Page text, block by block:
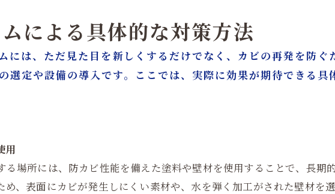
による具体的な対策方法
には、ただ見た目を新しくするだけでなく、カビの再発を防
選定や設備の導入です。ここでは、実際に効果が期待できる
用
場所には、防カビ性能を備えた塗料や壁材を使用することで、長期
め、表面にカビが発生しにくい素材や、水を弾く加工がされた壁材を